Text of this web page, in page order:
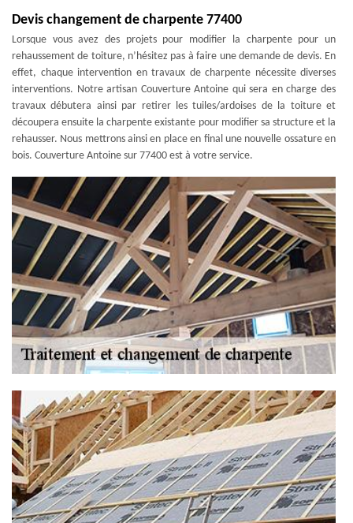
Devis changement de charpente 77400
Lorsque vous avez des projets pour modifier la charpente pour un
rehaussement de toiture, n’hésitez pas à faire une demande de devis. En
effet, chaque intervention en travaux de charpente nécessite diverses
interventions. Notre artisan Couverture Antoine qui sera en charge des
travaux débutera ainsi par retirer les tuiles/ardoises de la toiture et
découpera ensuite la charpente existante pour modifier sa structure et la
rehausser. Nous mettrons ainsi en place en final une nouvelle ossature en
bois. Couverture Antoine sur 77400 est à votre service.